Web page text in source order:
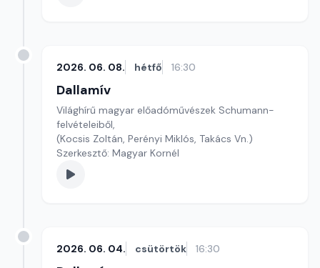
2026. 06. 08. hétfő 16:30
Dallamív
Világhírű magyar előadóművészek Schumann-
felvételeiből,
(Kocsis Zoltán, Perényi Miklós, Takács Vn.)
Szerkesztő: Magyar Kornél
2026. 06. 04. csütörtök 16:30